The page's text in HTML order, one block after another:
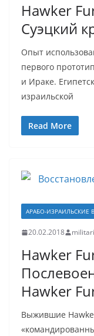
Hawker
Суэцкий
Опыт
первого
и Ираке.
израильской
Read More
АРАБО-ИЗРАИЛЬСКИЕ
20.02.2018
Hawker
Hawker
Выжившие